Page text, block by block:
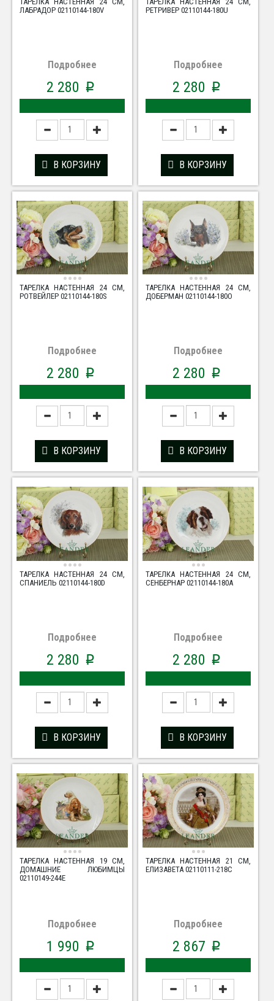
ЛАБРАДОР 02110144-180V
Подробнее
2 280 p
В КОРЗИНУ
РЕТРИВЕР 02110144-180U
Подробнее
2 280 p
В КОРЗИНУ
ТАРЕЛКА НАСТЕННАЯ 24 СМ,
РОТВЕЙЛЕР 02110144-180S
Подробнее
2 280 p
В КОРЗИНУ
ТАРЕЛКА НАСТЕННАЯ 24 СМ,
ДОБЕРМАН 02110144-180O
Подробнее
2 280 p
В КОРЗИНУ
ТАРЕЛКА НАСТЕННАЯ 24 СМ,
СПАНИЕЛЬ 02110144-180D
Подробнее
2 280 p
В КОРЗИНУ
ТАРЕЛКА НАСТЕННАЯ 24 СМ,
СЕНБЕРНАР 02110144-180A
Подробнее
2 280 p
В КОРЗИНУ
ТАРЕЛКА НАСТЕННАЯ 19 СМ,
ДОМАШНИЕ ЛЮБИМЦЫ
02110149-244E
Подробнее
1 990 p
ТАРЕЛКА НАСТЕННАЯ 21 СМ,
ЕЛИЗАВЕТА 02110111-218C
Подробнее
2 867 p